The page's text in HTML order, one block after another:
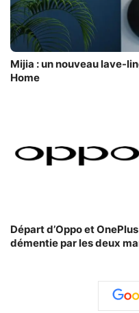
Mijia : un nouveau lave-
Home
Départ d’Oppo et
démentie par les deux